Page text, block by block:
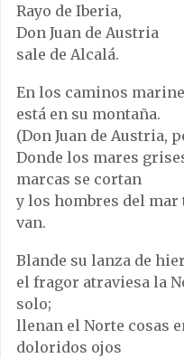
Rayo de Iberia,
Don Juan de Austria
sale de Alcalá.
En los caminos
está en su montaña.
(Don Juan de Austria,
Donde los mares
marcas se cortan
y los hombres del mar
van.
Blande su lanza de
el fragor atraviesa la
solo;
llenan el Norte cosas
doloridos ojos